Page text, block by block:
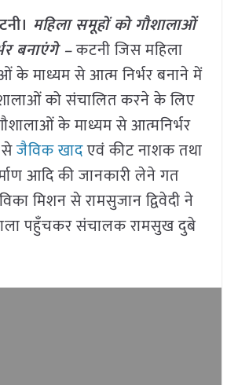
महिला समूहों को गौशालाओं
बनाएंगे –कटनी जिस महिला
के माध्यम से आत्म निर्भर बनाने में
को संचालित करने के लिए
के माध्यम से आत्मनिर्भर
सेजैविक खादएवं कीट नाशक तथा
आदि की जानकारी लेने गत
मिशन से रामसुजान द्विवेदी ने
पहुँचकर संचालक रामसुख दुबे